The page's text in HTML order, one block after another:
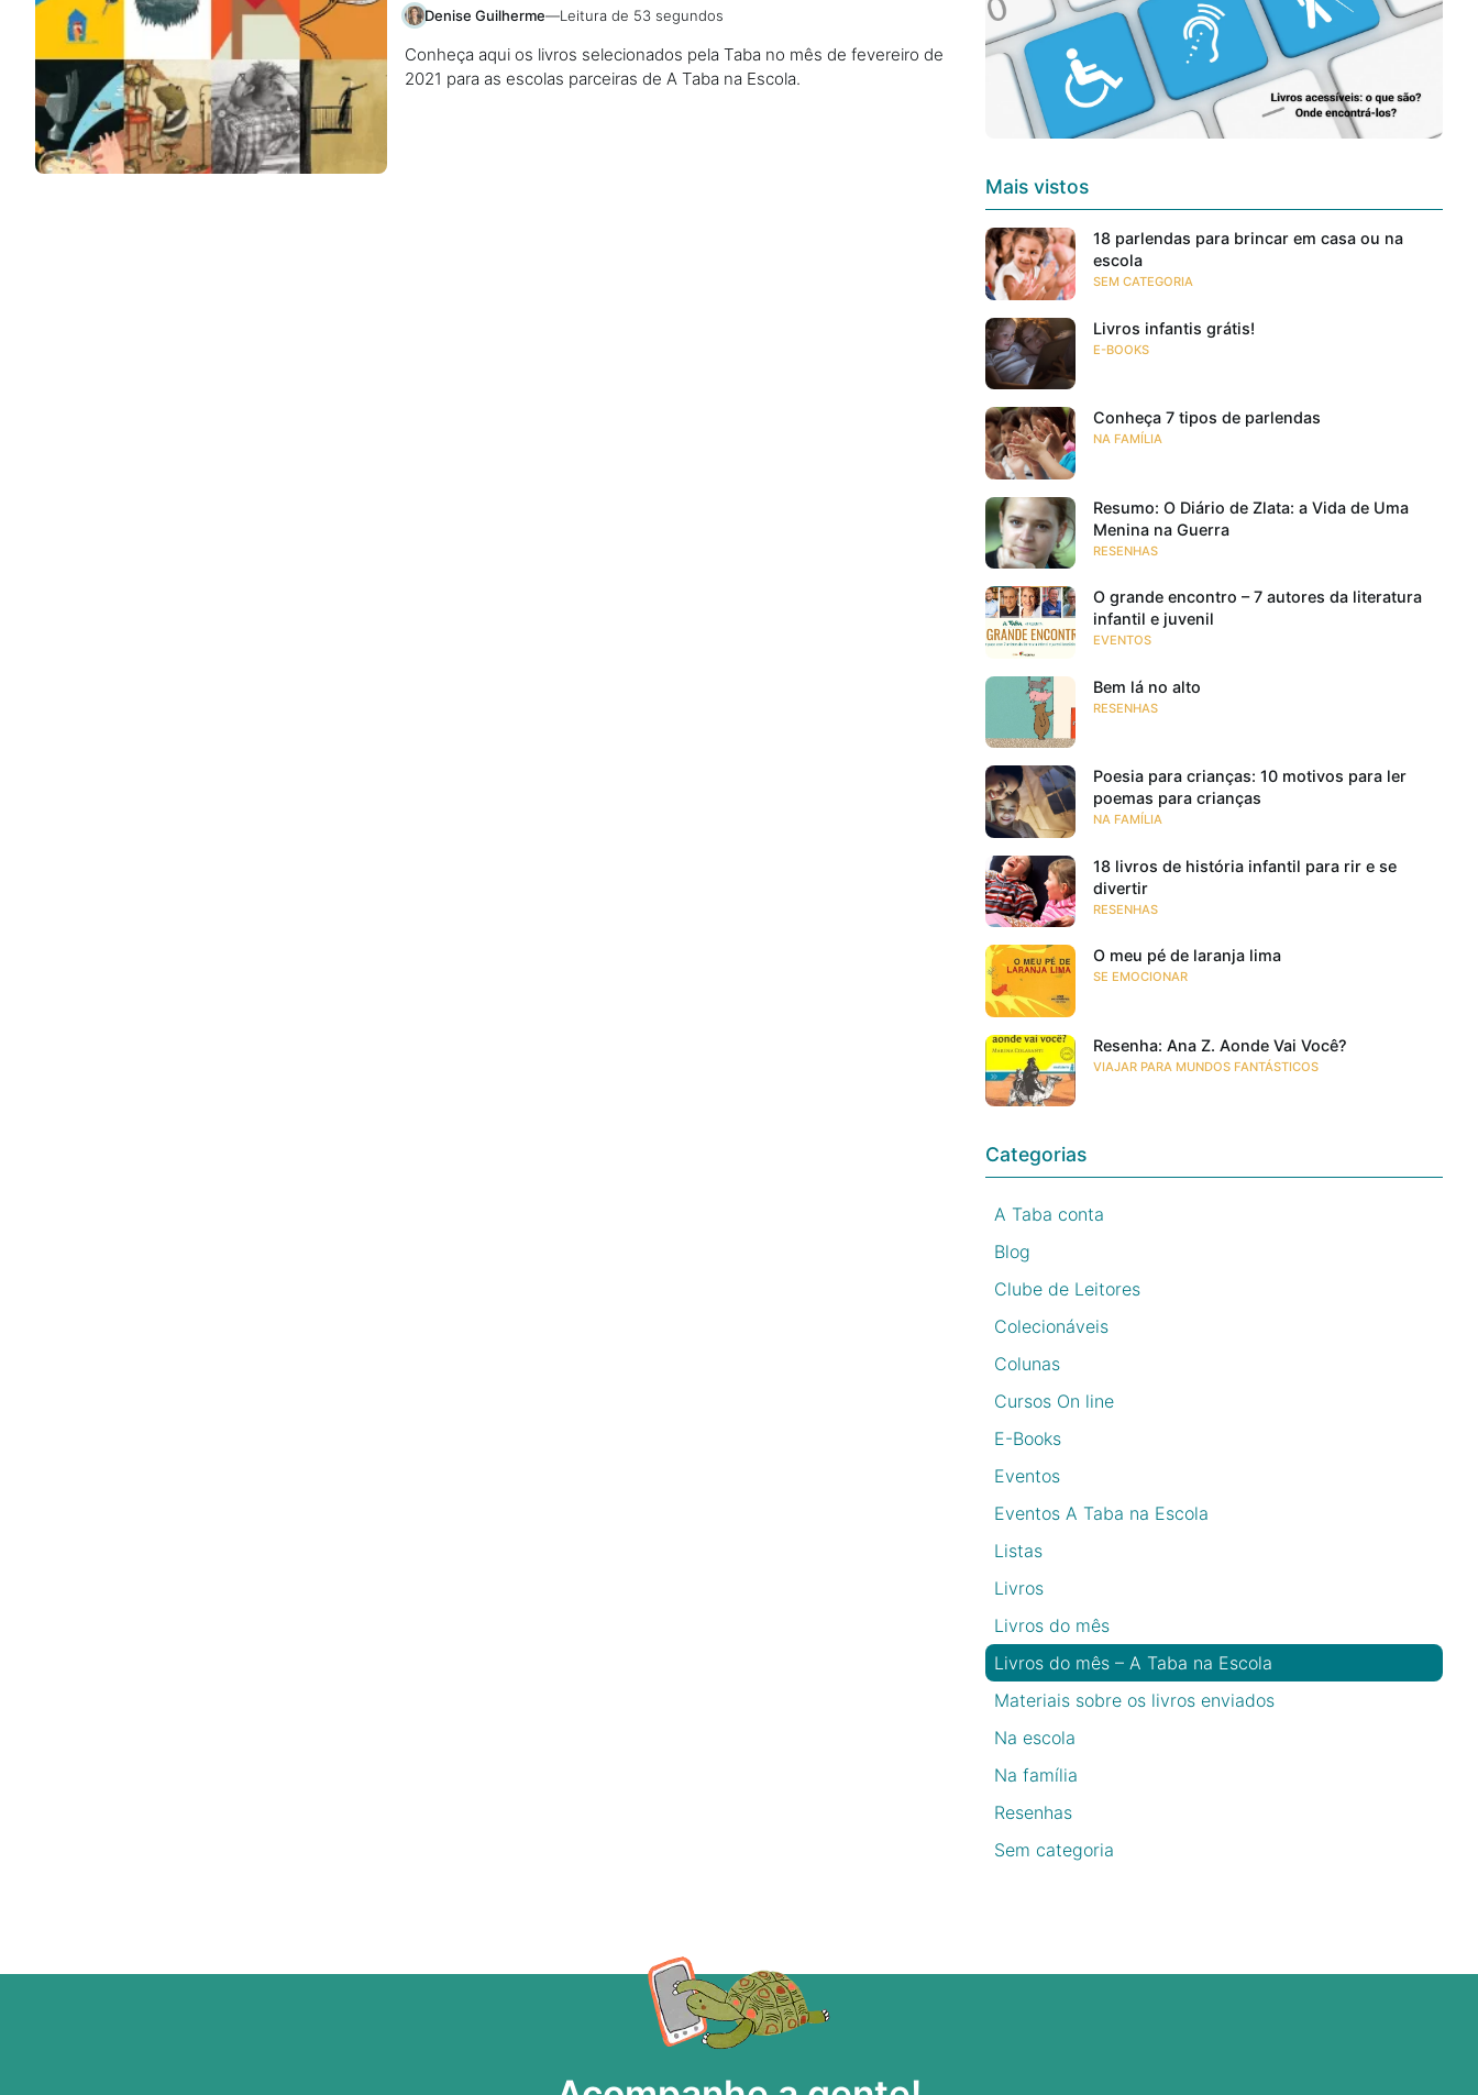
Denise Guilherme—Leitura de 53 segundos
Conheça aqui os livros selecionados pela Taba no mês de fevereiro de
2021 para as escolas parceiras de A Taba na Escola.
Mais vistos
18 parlendas para brincar em casa ou na
escola
SEM CATEGORIA
Livros infantis grátis!
E-BOOKS
Conheça 7 tipos de parlendas
NA FAMÍLIA
Resumo: O Diário de Zlata: a Vida de Uma
Menina na Guerra
RESENHAS
O grande encontro – 7 autores da literatura
infantil e juvenil
EVENTOS
Bem lá no alto
RESENHAS
Poesia para crianças: 10 motivos para ler
poemas para crianças
NA FAMÍLIA
18 livros de história infantil para rir e se
divertir
RESENHAS
O meu pé de laranja lima
SE EMOCIONAR
Resenha: Ana Z. Aonde Vai Você?
VIAJAR PARA MUNDOS FANTÁSTICOS
Categorias
A Taba conta
Blog
Clube de Leitores
Colecionáveis
Colunas
Cursos On line
E-Books
Eventos
Eventos A Taba na Escola
Listas
Livros
Livros do mês
Livros do mês – A Taba na Escola
Materiais sobre os livros enviados
Na escola
Na família
Resenhas
Sem categoria